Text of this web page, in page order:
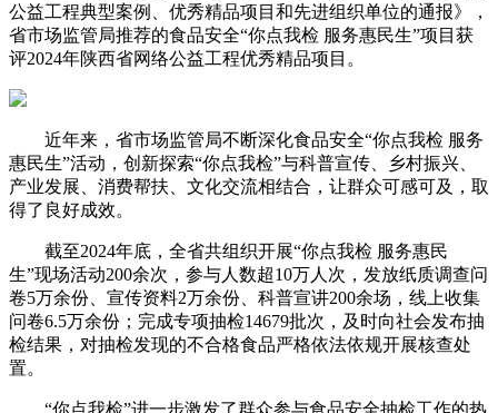
公益工程典型案例、优秀精品项目和先进组织单位的通报》，
省市场监管局推荐的食品安全“你点我检 服务惠民生”项目获
评2024年陕西省网络公益工程优秀精品项目。
近年来，省市场监管局不断深化食品安全“你点我检 服务
惠民生”活动，创新探索“你点我检”与科普宣传、乡村振兴、
产业发展、消费帮扶、文化交流相结合，让群众可感可及，取
得了良好成效。
截至2024年底，全省共组织开展“你点我检 服务惠民
生”现场活动200余次，参与人数超10万人次，发放纸质调查问
卷5万余份、宣传资料2万余份、科普宣讲200余场，线上收集
问卷6.5万余份；完成专项抽检14679批次，及时向社会发布抽
检结果，对抽检发现的不合格食品严格依法依规开展核查处
置。
“你点我检”进一步激发了群众参与食品安全抽检工作的热